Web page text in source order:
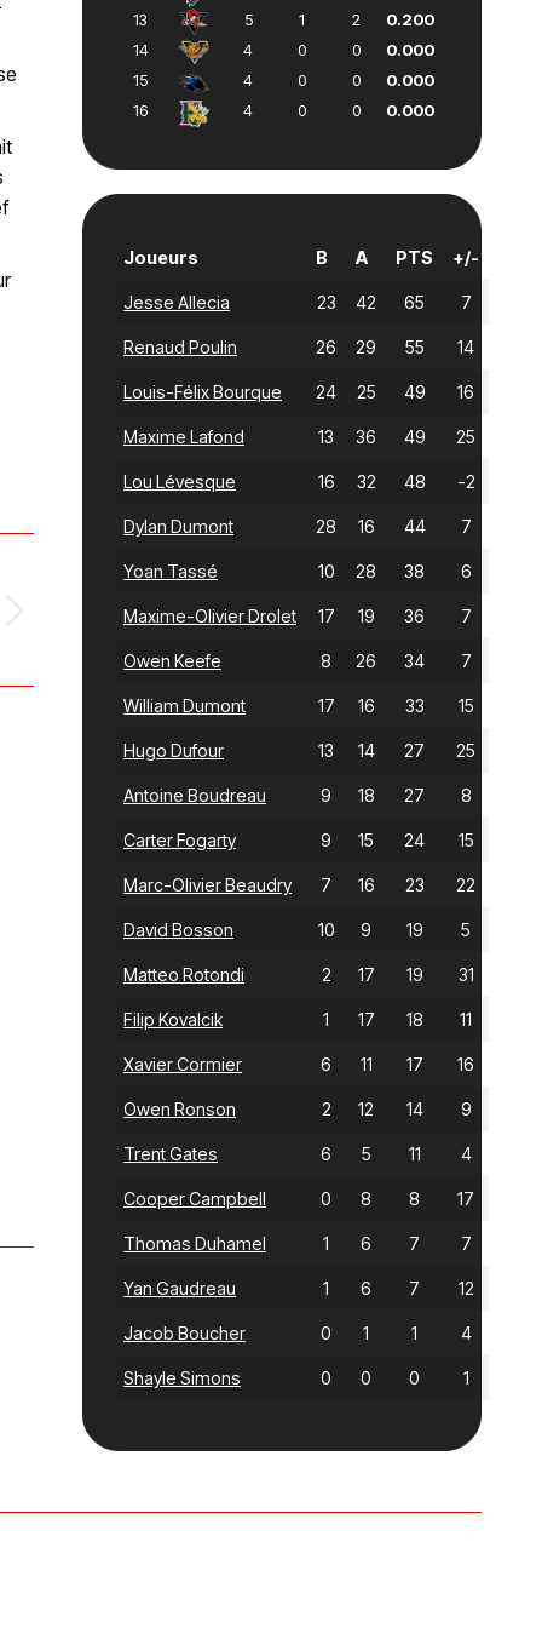
13 5 1 2
0.200
14
4 0 0
0.000
15
4 0 0
0.000
16
4 0 0 0.000
Joueurs B A PTS +/-
Jesse Allecia 23 42 65 7
Renaud Poulin 26 29 55 14
Louis-Félix Bourque 24 25 49 16
Maxime Lafond 13 36 49 25
Lou Lévesque 16 32 48 -2
Dylan Dumont 28 16 44 7
Yoan Tassé 10 28 38 6
Maxime-Olivier Drolet 17 19 36 7
Owen Keefe 8 26 34 7
William Dumont 17 16 33 15
Hugo Dufour 13 14 27 25
Antoine Boudreau 9 18 27 8
Carter Fogarty 9 15 24 15
Marc-Olivier Beaudry 7 16 23 22
David Bosson 10 9 19 5
Matteo Rotondi 2 17 19 31
Filip Kovalcik 1 17 18 11
Xavier Cormier 6 11 17 16
Owen Ronson 2 12 14 9
Trent Gates 6 5 11 4
Cooper Campbell 0 8 8 17
Thomas Duhamel 1 6 7 7
Yan Gaudreau 1 6 7 12
Jacob Boucher 0 1 1 4
Shayle Simons 0 0 0 1